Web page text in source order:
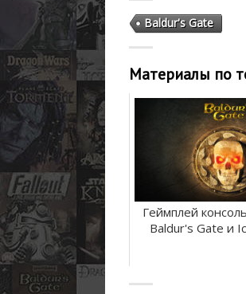
Baldur's Gate
Материалы по
Геймплей
Baldur's Gate и